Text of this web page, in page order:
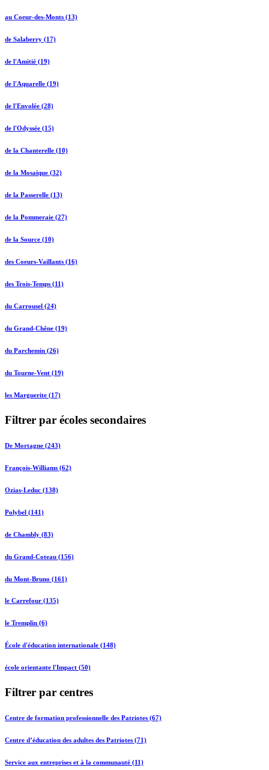
au Coeur-des-Monts (13)
de Salaberry (17)
de l'Amitié (19)
de l'Aquarelle (19)
de l'Envolée (28)
de l'Odyssée (15)
de la Chanterelle (10)
de la Mosaïque (32)
de la Passerelle (13)
de la Pommeraie (27)
de la Source (10)
des Coeurs-Vaillants (16)
des Trois-Temps (11)
du Carrousel (24)
du Grand-Chêne (19)
du Parchemin (26)
du Tourne-Vent (19)
les Marguerite (17)
Filtrer par écoles secondaires
De Mortagne (243)
François-Williams (62)
Ozias-Leduc (138)
Polybel (141)
de Chambly (83)
du Grand-Coteau (156)
du Mont-Bruno (161)
le Carrefour (135)
le Tremplin (6)
École d'éducation internationale (148)
école orientante l'Impact (50)
Filtrer par centres
Centre de formation professionnelle des Patriotes (67)
Centre d’éducation des adultes des Patriotes (71)
Service aux entreprises et à la communauté (11)